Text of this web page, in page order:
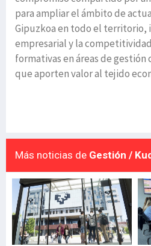
para ampliar el ámbito de
Gipuzkoa en todo el territorio,
empresarial y la
formativas en áreas de gestión
que aporten valor al tejido
Más noticias de Gestión /